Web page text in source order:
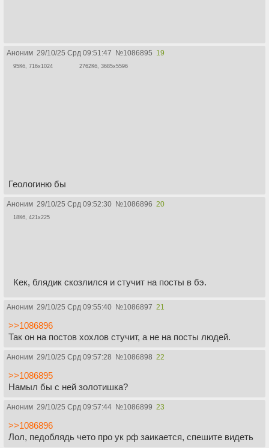
Аноним 29/10/25 Срд 09:51:47 №1086895 19
95Кб, 716x1024 2762Кб, 3685x5596
Геологиню бы
Аноним 29/10/25 Срд 09:52:30 №1086896 20
18Кб, 421x225
Кек, блядик скозлился и стучит на посты в бэ.
Аноним 29/10/25 Срд 09:55:40 №1086897 21
>>1086896
Так он на постов хохлов стучит, а не на посты людей.
Аноним 29/10/25 Срд 09:57:28 №1086898 22
>>1086895
Намыл бы с ней золотишка?
Аноним 29/10/25 Срд 09:57:44 №1086899 23
>>1086896
Лол, педоблядь чето про ук рф заикается, спешите видеть